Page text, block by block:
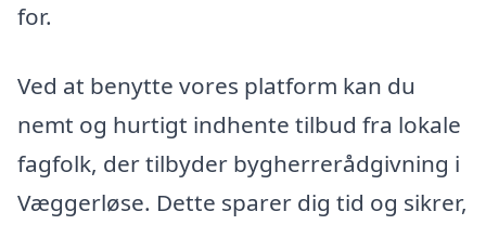
for.
Ved at benytte vores platform kan du
nemt og hurtigt indhente tilbud fra lokale
fagfolk, der tilbyder bygherrerådgivning i
Væggerløse. Dette sparer dig tid og sikrer,